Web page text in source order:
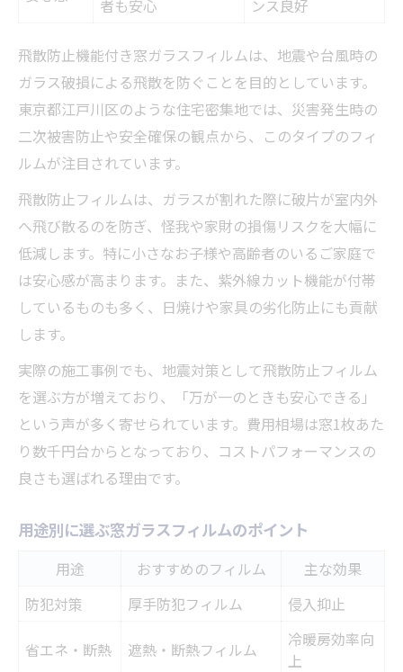
者も安心
ンス良好
飛散防止機能付き窓ガラスフィルムは、地震や台風時の
ガラス破損による飛散を防ぐことを目的としています。
東京都江戸川区のような住宅密集地では、災害発生時の
二次被害防止や安全確保の観点から、このタイプのフィ
ルムが注目されています。
飛散防止フィルムは、ガラスが割れた際に破片が室内外
へ飛び散るのを防ぎ、怪我や家財の損傷リスクを大幅に
低減します。特に小さなお子様や高齢者のいるご家庭で
は安心感が高まります。また、紫外線カット機能が付帯
しているものも多く、日焼けや家具の劣化防止にも貢献
します。
実際の施工事例でも、地震対策として飛散防止フィルム
を選ぶ方が増えており、「万が一のときも安心できる」
という声が多く寄せられています。費用相場は窓1枚あた
り数千円台からとなっており、コストパフォーマンスの
良さも選ばれる理由です。
用途別に選ぶ窓ガラスフィルムのポイント
用途 おすすめのフィルム
主な効果
防犯対策
厚手防犯フィルム 侵入抑止
省エネ・断熱 遮熱・断熱フィルム
冷暖房効率向
上